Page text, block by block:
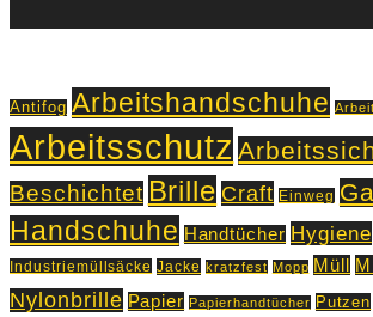
Antifog Arbeitshandschuhe
Arbeitsschutz
Beschichtet Brille Craft Einweg
Handschuhe Handtücher Hygiene
Industriemüllsäcke Jacke kratzfest Mopp Müll
Nylonbrille Papier Papierhandtücher Putzen